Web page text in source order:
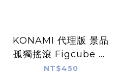
KONAMI 代理版 景品
孤獨搖滾 Figcube 伊
地知虹夏
NT$450